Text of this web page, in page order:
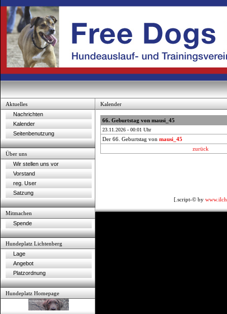
Aktuelles
Nachrichten
Kalender
Seitenbenutzung
Über uns
Wir stellen uns vor
Vorstand
reg. User
Satzung
Mitmachen
Spende
Hundeplatz Lichtenberg
Lage
Angebot
Platzordnung
Hundeplatz Homepage
Kalender
66. Geburtstag von mausi_45
23.11.2026 - 00:01 Uhr
Der 66. Geburtstag von mausi_45
zurück
[.script-© by